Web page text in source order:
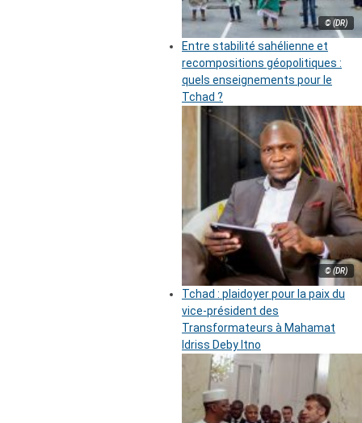
© (DR)
Entre stabilité sahélienne et
recompositions géopolitiques :
quels enseignements pour le
Tchad ?
© (DR)
Tchad : plaidoyer pour la paix du
vice-président des
Transformateurs à Mahamat
Idriss Deby Itno